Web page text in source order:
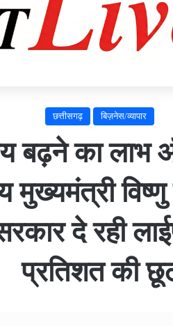
छत्तीसगढ़ बिज़नेस/व्यापार
बढ़ने का लाभ
मुख्यमंत्री
दे रही
प्रतिशत की